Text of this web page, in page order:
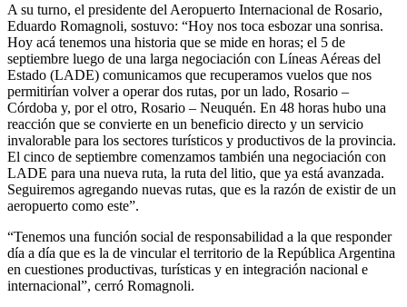
A su turno, el presidente del Aeropuerto Internacional de Rosario,
Eduardo Romagnoli, sostuvo: “Hoy nos toca esbozar una sonrisa.
Hoy acá tenemos una historia que se mide en horas; el 5 de
septiembre luego de una larga negociación con Líneas Aéreas del
Estado (LADE) comunicamos que recuperamos vuelos que nos
permitirían volver a operar dos rutas, por un lado, Rosario –
Córdoba y, por el otro, Rosario – Neuquén. En 48 horas hubo una
reacción que se convierte en un beneficio directo y un servicio
invalorable para los sectores turísticos y productivos de la provincia.
El cinco de septiembre comenzamos también una negociación con
LADE para una nueva ruta, la ruta del litio, que ya está avanzada.
Seguiremos agregando nuevas rutas, que es la razón de existir de un
aeropuerto como este”.
“Tenemos una función social de responsabilidad a la que responder
día a día que es la de vincular el territorio de la República Argentina
en cuestiones productivas, turísticas y en integración nacional e
internacional”, cerró Romagnoli.